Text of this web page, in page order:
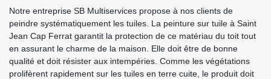
Notre entreprise SB Multiservices propose à nos clients de
peindre systématiquement les tuiles. La peinture sur tuile à Saint
Jean Cap Ferrat garantit la protection de ce matériau du toit tout
en assurant le charme de la maison. Elle doit être de bonne
qualité et doit résister aux intempéries. Comme les végétations
prolifèrent rapidement sur les tuiles en terre cuite, le produit doit